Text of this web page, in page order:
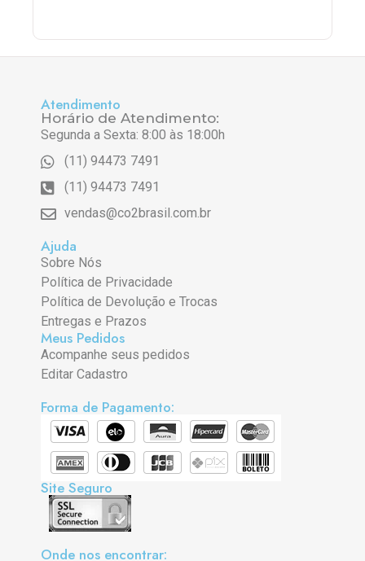
Atendimento
Horário de Atendimento:
Segunda a Sexta: 8:00 às 18:00h
(11) 94473 7491
(11) 94473 7491
vendas@co2brasil.com.br
Ajuda
Sobre Nós
Política de Privacidade
Política de Devolução e Trocas
Entregas e Prazos
Meus Pedidos
Acompanhe seus pedidos
Editar Cadastro
Forma de Pagamento:
Site Seguro
Onde nos encontrar: